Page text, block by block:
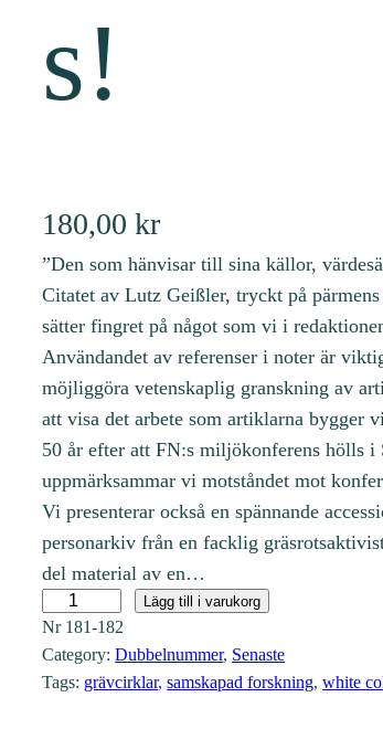
s!
180,00kr
”Den som hänvisar till sina källor,
Citatet av Lutz Geißler, tryckt på
sätter fingret på något som vi i
Användandet av referenser i noter är
möjliggöra vetenskaplig granskning av
att visa det arbete som artiklarna bygger
50 år efter att FN:s miljökonferens hölls i
uppmärksammar vi motståndet mot
Vi presenterar också en spännande
personarkiv från en facklig
del material av en…
i
l
Lägg till i varukorg
Nr 181-182
Category:Dubbelnummer, Senaste
Tags: grävcirklar, samskapad forskning, white